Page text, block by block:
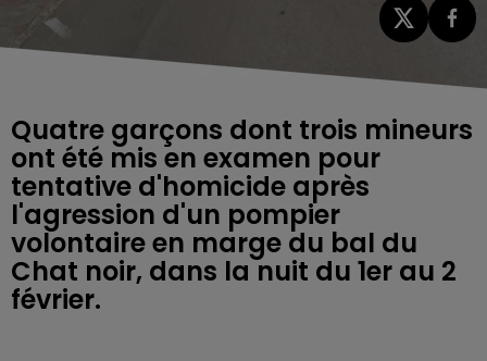
Quatre garçons dont trois mineurs
ont été mis en examen pour
tentative d'homicide après
l'agression d'un pompier
volontaire en marge du bal du
Chat noir, dans la nuit du 1er au 2
février.